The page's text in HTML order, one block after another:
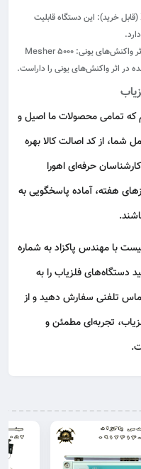
: این دستگاه قابلیت
واکنش‌های یونی : Mesher 5000
در اثر واکنش‌های یونی را داراست.
که تمامی محصولات ما اصیل و
شما، از کد اصالت کالا بهره
حرفه‌ای اهورا
در تمام روزهای هفته، آماده پاسخگویی به
با مهندس پاکزاد به شماره
دستگاه‌های فلزیاب را به
تلفنی سفارش دهید و از
تجربه‌ای مطمئن و